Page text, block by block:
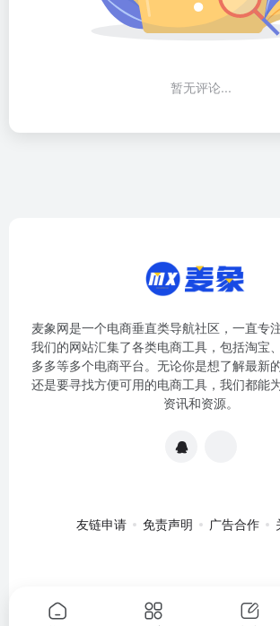
暂无评论...
麦象网是一个电商垂直类导航社区，一直专
我们的网站汇集了各类电商工具，包括淘宝
多多等多个电商平台。无论你是想了解最新
还是要寻找方便可用的电商工具，我们都能
资讯和资源。
友链申请 免责声明 广告合作
2020057301号-1